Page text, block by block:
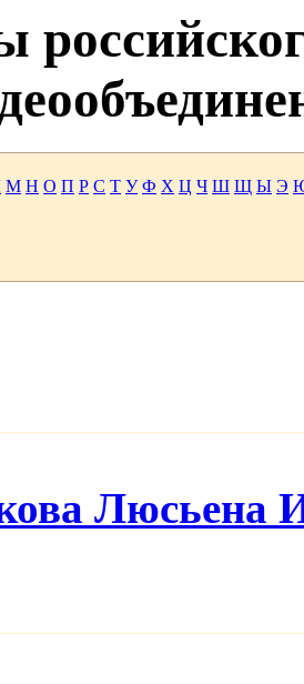
М Н О П Р С Т У Ф Х Ц Ч Ш Щ Ы Э
Люсьена